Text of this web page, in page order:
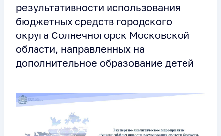
результативности использования
бюджетных средств городского
округа Солнечногорск Московской
области, направленных на
дополнительное образование детей